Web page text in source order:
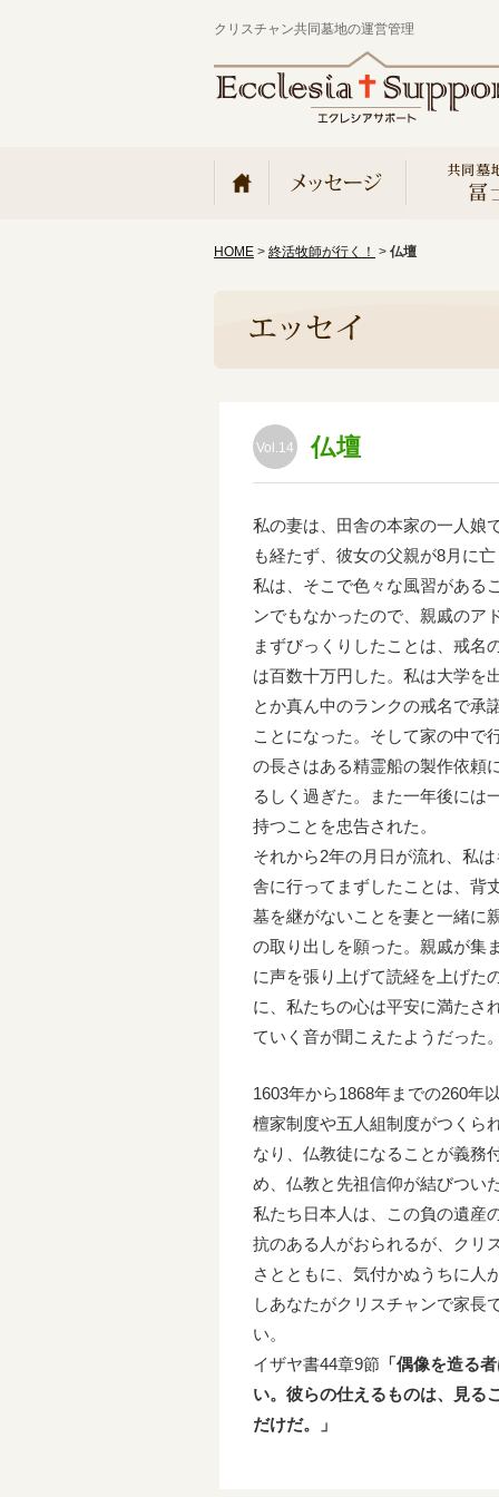
クリスチャン共同墓地の運営管理
HOME > 終活牧師が行く！ > 仏壇
Vol.14 仏壇
私の妻は、田舎の本家の一人娘
も経たず、彼女の父親が8月に
私は、そこで色々な風習がある
ンでもなかったので、親戚のア
まずびっくりしたことは、戒名
は百数十万円した。私は大学を
とか真ん中のランクの戒名で承
ことになった。そして家の中で
の長さはある精霊船の製作依頼
るしく過ぎた。また一年後には
持つことを忠告された。
それから2年の月日が流れ、私
舎に行ってまずしたことは、背
墓を継がないことを妻と一緒に
の取り出しを願った。親戚が集
に声を張り上げて読経を上げた
に、私たちの心は平安に満たさ
ていく音が聞こえたようだった
1603年から1868年までの260年
檀家制度や五人組制度がつくら
なり、仏教徒になることが義務
め、仏教と先祖信仰が結びつい
私たち日本人は、この負の遺産
抗のある人がおられるが、クリ
さとともに、気付かぬうちに人
しあなたがクリスチャンで家長
い。
イザヤ書44章9節 「偶像を造る
い。彼らの仕えるものは、見る
だけだ。」